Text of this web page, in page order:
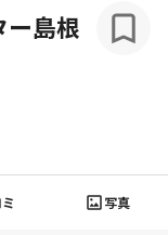
ー島根
写真